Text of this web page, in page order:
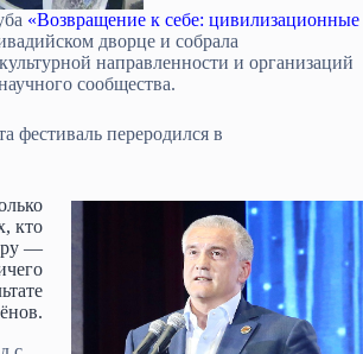
«Возвращение к себе: цивилизационные
дворце и собрала
направленности и организаций
сообщества.
фестиваль переродился в
кто
—